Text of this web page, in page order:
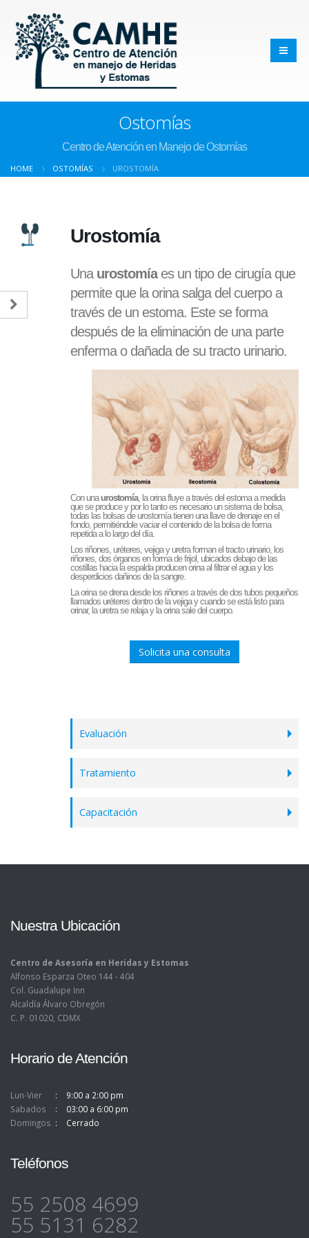
Ostomías
Centro de Atención en Manejo de Ostomías
HOME OSTOMÍAS UROSTOMÍA
Urostomía
Una urostomíaes un tipo de cirugía que
permite que la orina salga del cuerpo a
través de un estoma. Este se forma
después de la eliminación de una parte
enferma o dañada de su tracto urinario.
Con unaurostomía, la orina fluye a través del estoma a medida
que se produce y por lo tanto es necesario un sistema de bolsa,
todas las bolsas de urostomía tienen una llave de drenaje en el
fondo, permitiéndole vaciar el contenido de la bolsa de forma
repetida a lo largo del día.
Los riñones, uréteres, vejiga y uretra forman el tracto urinario, los
riñones, dos órganos en forma de frijol, ubicados debajo de las
costillas hacia la espalda producen orina al filtrar el agua y los
desperdicios dañinos de la sangre.
La orina se drena desde los riñones a través de dos tubos pequeños
llamados uréteres dentro de la vejiga y cuando se está listo para
orinar, la uretra se relaja y la orina sale del cuerpo.
Solicita una consulta
Evaluación
Tratamiento
Capacitación
Nuestra Ubicación
Centro de Asesoría en Heridas y Estomas
Alfonso Esparza Oteo 144 - 404
Col. Guadalupe Inn
Alcaldía Álvaro Obregón
C. P. 01020, CDMX
Horario de Atención
Lun-Vier
9:00 a 2:00 pm
Sabados
03:00 a 6:00 pm
Domingos
Cerrado
Teléfonos
55 2508 4699
55 5131 6282